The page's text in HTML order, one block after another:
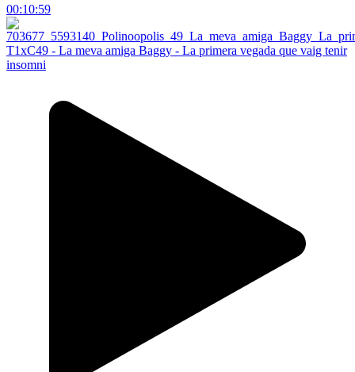
00:10:59
T1xC49 - La meva amiga Baggy - La primera vegada que vaig tenir
insomni